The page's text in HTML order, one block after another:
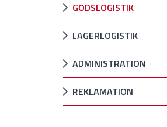
GODSLOGISTIK
LAGERLOGISTIK
ADMINISTRATION
REKLAMATION